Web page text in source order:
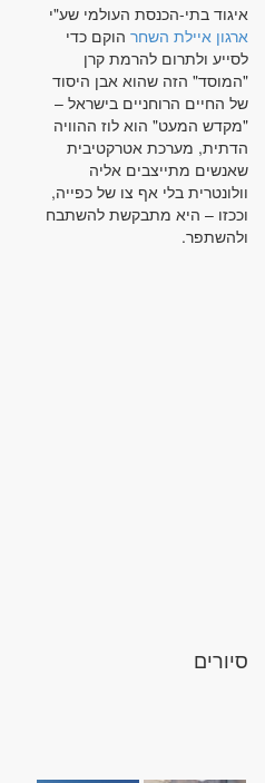
איגוד בתי-הכנסת העולמי שע"י
ארגון איילת השחר הוקם כדי
לסייע ולתרום להרמת קרן
"המוסד" הזה שהוא אבן היסוד
של החיים הרוחניים בישראל –
"מקדש המעט" הוא לוז ההוויה
הדתית, מערכת אטרקטיבית
שאנשים מתייצבים אליה
וולונטרית בלי אף צו של כפייה,
וככזו – היא מתבקשת להשתבח
ולהשתפר.
סיורים